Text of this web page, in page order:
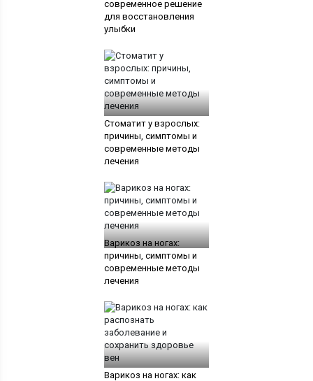
современное решение
для восстановления
улыбки
Стоматит у взрослых:
причины, симптомы и
современные методы
лечения
Варикоз на ногах:
причины, симптомы и
современные методы
лечения
Варикоз на ногах: как